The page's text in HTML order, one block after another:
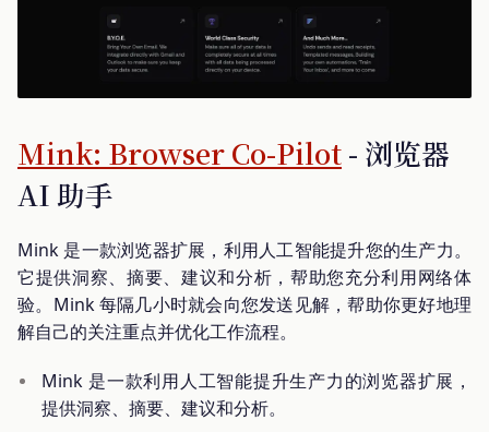
Mink: Browser Co-Pilot- 浏览器
AI 助手
Mink 是一款浏览器扩展，利用人工智能提升您的生产力。
它提供洞察、摘要、建议和分析，帮助您充分利用网络体
验。Mink 每隔几小时就会向您发送见解，帮助你更好地理
解自己的关注重点并优化工作流程。
Mink 是一款利用人工智能提升生产力的浏览器扩展，
提供洞察、摘要、建议和分析。